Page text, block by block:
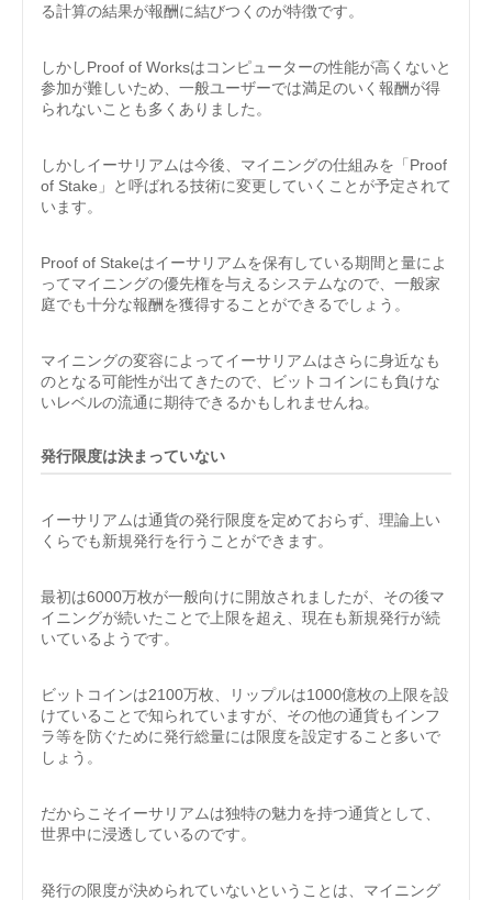
る計算の結果が報酬に結びつくのが特徴です。
しかしProof of Worksはコンピューターの性能が高くないと
参加が難しいため、一般ユーザーでは満足のいく報酬が得
られないことも多くありました。
しかしイーサリアムは今後、マイニングの仕組みを「Proof
of Stake」と呼ばれる技術に変更していくことが予定されて
います。
Proof of Stakeはイーサリアムを保有している期間と量によ
ってマイニングの優先権を与えるシステムなので、一般家
庭でも十分な報酬を獲得することができるでしょう。
マイニングの変容によってイーサリアムはさらに身近なも
のとなる可能性が出てきたので、ビットコインにも負けな
いレベルの流通に期待できるかもしれませんね。
発行限度は決まっていない
イーサリアムは通貨の発行限度を定めておらず、理論上い
くらでも新規発行を行うことができます。
最初は6000万枚が一般向けに開放されましたが、その後マ
イニングが続いたことで上限を超え、現在も新規発行が続
いているようです。
ビットコインは2100万枚、リップルは1000億枚の上限を設
けていることで知られていますが、その他の通貨もインフ
ラ等を防ぐために発行総量には限度を設定すること多いで
しょう。
だからこそイーサリアムは独特の魅力を持つ通貨として、
世界中に浸透しているのです。
発行の限度が決められていないということは、マイニング